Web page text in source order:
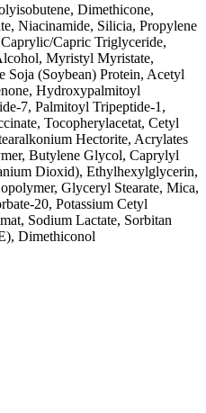
Dimethicone,
Niacinamide, Silicia, Propylene
Capric Triglyceride,
Myristyl Myristate,
Soja (Soybean) Protein, Acetyl
Hydroxypalmitoyl
7, Palmitoyl Tripeptide-1,
Tocopherylacetat, Cetyl
Hectorite, Acrylates
Butylene Glycol, Caprylyl
Dioxid), Ethylhexylglycerin,
Glyceryl Stearate, Mica,
20, Potassium Cetyl
Sodium Lactate, Sorbitan
Dimethiconol